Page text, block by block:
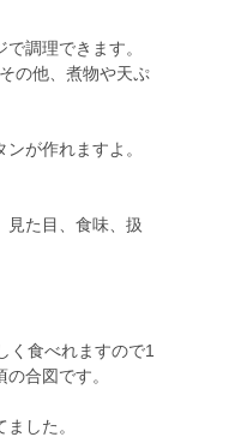
調理できます。
の他、煮物や天ぷ
が作れますよ。
見た目、食味、扱
く食べれますので1
合図です。
した。